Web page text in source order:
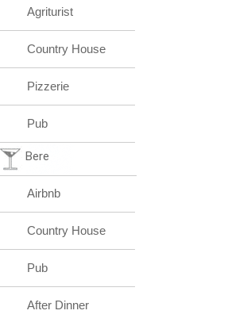
Agriturist
Country House
Pizzerie
Pub
Bere
Airbnb
Country House
Pub
After Dinner